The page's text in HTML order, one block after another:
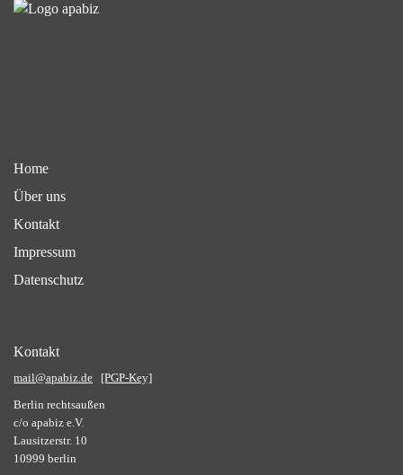
Home
Über uns
Kontakt
Impressum
Datenschutz
Kontakt
mail@apabiz.de [PGP-Key]
Berlin rechtsaußen
c/o apabiz e.V.
Lausitzerstr. 10
10999 berlin